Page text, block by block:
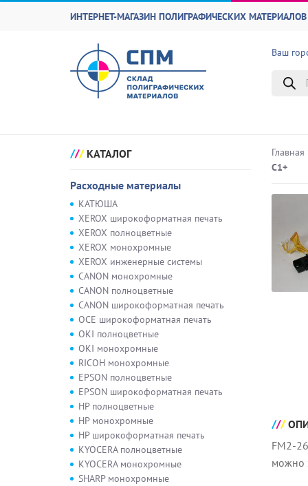
ИНТЕРНЕТ-МАГАЗИН ПОЛИГРАФИЧЕСКИХ
Ваш
Поиск
товаров
КАТАЛОГ
Расходные материалы
КАТЮША
XEROX широкоформатная печать
XEROX полноцветные
XEROX монохромные
XEROX инженерные системы
CANON монохромные
CANON полноцветные
CANON широкоформатная печать
OCE широкоформатная печать
OKI полноцветные
OKI монохромные
RICOH монохромные
EPSON полноцветные
EPSON широкоформатная печать
HP полноцветные
HP монохромные
HP широкоформатная печать
KYOCERA полноцветные
KYOCERA монохромные
SHARP монохромные
Главная
С1+
FM2-
можно